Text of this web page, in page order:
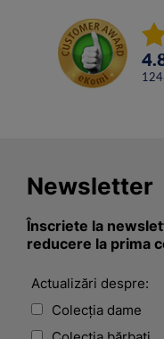
Newsletter
Înscriete la
reducere la prima
Actualizări despre:
Colecția dame